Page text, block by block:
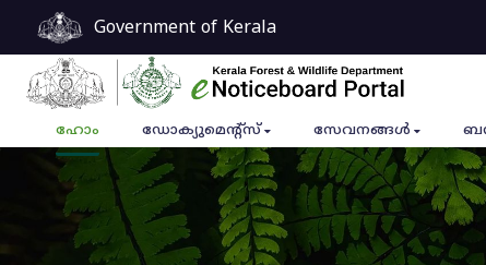
Government of Kerala
ഹോം ഡോക്യുമെൻ്റ്സ് സേവനങ്ങൾ